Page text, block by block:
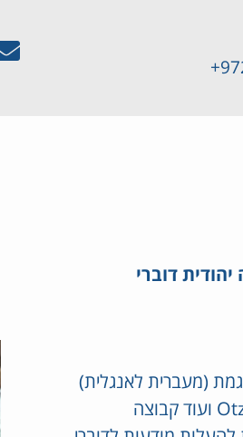
דוברי
30++ שנה). מתרגמת (מעברית לאנגלית)
בשביל עוצמה יהודית, מנהלת קבוצה בטלגם בשם Otzma Yehudit for Anglos ועוד קבוצה